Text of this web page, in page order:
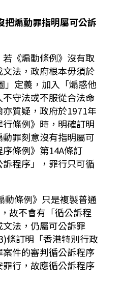
把煽動罪指明屬可公訴
《煽動條例》沒有取
法，政府根本毋須於
」定義，加入「煽惑他
守法或不服從合法命
質疑，政府於1971年
條例》時，明確訂明
罪刻意沒有指明屬可
條例》第14A條訂
程序」，罪行只可循
動條例》只是複製普通
故不會有「循公訴程
法，仍屬可公訴罪
條訂明「香港特別行政
件的審判循公訴程序
行，故應循公訴程序